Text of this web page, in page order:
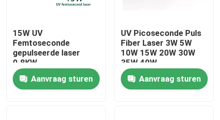
Huis
15W UV
Femtoseconde
gepulseerde laser
0.8KW
Aanvraag sturen
UV Picoseconde Puls
Fiber Laser 3W 5W
10W 15W 20W 30W
35W 40W
Aanvraag sturen